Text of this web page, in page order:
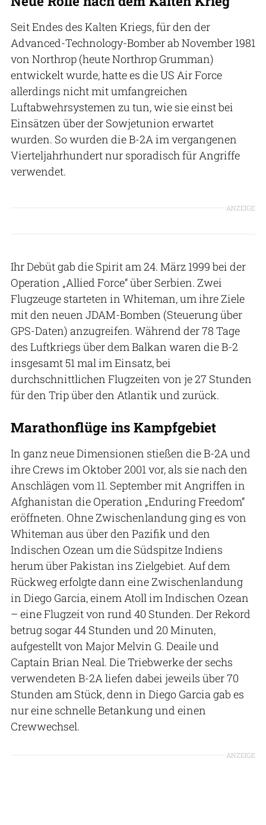
Seit Endes des Kalten Kriegs, für den der
Advanced-Technology-Bomber ab November 1981
von Northrop (heute Northrop Grumman)
entwickelt wurde, hatte es die US Air Force
allerdings nicht mit umfangreichen
Luftabwehrsystemen zu tun, wie sie einst bei
Einsätzen über der Sowjetunion erwartet
wurden. So wurden die B-2A im vergangenen
Vierteljahrhundert nur sporadisch für Angriffe
verwendet.
ANZEIGE
Ihr Debüt gab die Spirit am 24. März 1999 bei der
Operation „Allied Force“ über Serbien. Zwei
Flugzeuge starteten in Whiteman, um ihre Ziele
mit den neuen JDAM-Bomben (Steuerung über
GPS-Daten) anzugreifen. Während der 78 Tage
des Luftkriegs über dem Balkan waren die B-2
insgesamt 51 mal im Einsatz, bei
durchschnittlichen Flugzeiten von je 27 Stunden
für den Trip über den Atlantik und zurück.
Marathonflüge ins Kampfgebiet
In ganz neue Dimensionen stießen die B-2A und
ihre Crews im Oktober 2001 vor, als sie nach den
Anschlägen vom 11. September mit Angriffen in
Afghanistan die Operation „Enduring Freedom“
eröffneten. Ohne Zwischenlandung ging es von
Whiteman aus über den Pazifik und den
Indischen Ozean um die Südspitze Indiens
herum über Pakistan ins Zielgebiet. Auf dem
Rückweg erfolgte dann eine Zwischenlandung
in Diego Garcia, einem Atoll im Indischen Ozean
– eine Flugzeit von rund 40 Stunden. Der Rekord
betrug sogar 44 Stunden und 20 Minuten,
aufgestellt von Major Melvin G. Deaile und
Captain Brian Neal. Die Triebwerke der sechs
verwendeten B-2A liefen dabei jeweils über 70
Stunden am Stück, denn in Diego Garcia gab es
nur eine schnelle Betankung und einen
Crewwechsel.
ANZEIGE